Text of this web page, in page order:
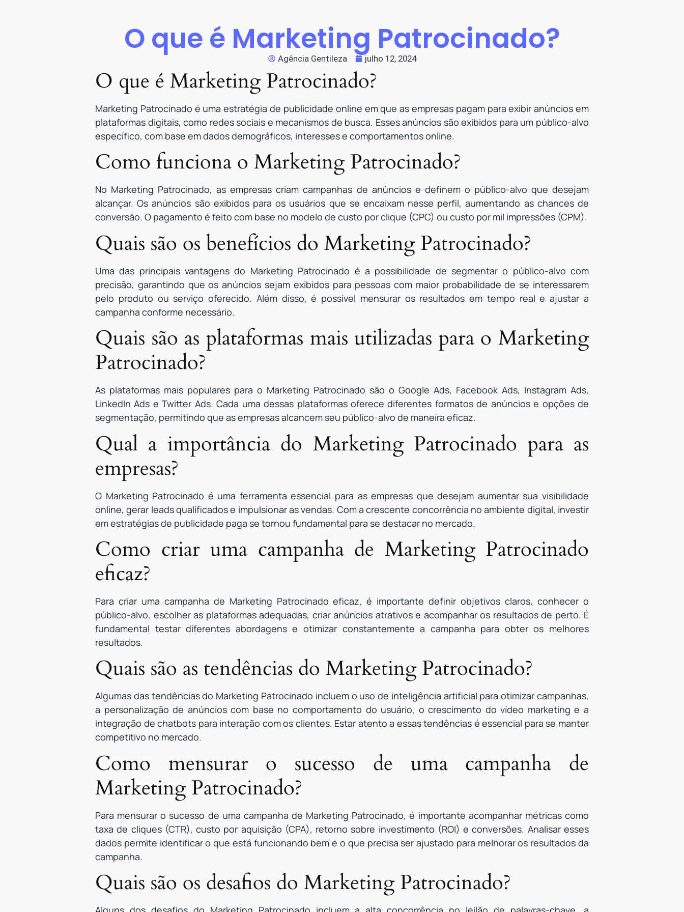
O que é Marketing Patrocinado?
Agência Gentileza julho 12, 2024
O que é Marketing Patrocinado?
Marketing Patrocinado é uma estratégia de publicidade online em que as empresas pagam para exibir anúncios em
plataformas digitais, como redes sociais e mecanismos de busca. Esses anúncios são exibidos para um público-alvo
específico, com base em dados demográficos, interesses e comportamentos online.
Como funciona o Marketing Patrocinado?
No Marketing Patrocinado, as empresas criam campanhas de anúncios e definem o público-alvo que desejam
alcançar. Os anúncios são exibidos para os usuários que se encaixam nesse perfil, aumentando as chances de
conversão. O pagamento é feito com base no modelo de custo por clique (CPC) ou custo por mil impressões (CPM).
Quais são os benefícios do Marketing Patrocinado?
Uma das principais vantagens do Marketing Patrocinado é a possibilidade de segmentar o público-alvo com
precisão, garantindo que os anúncios sejam exibidos para pessoas com maior probabilidade de se interessarem
pelo produto ou serviço oferecido. Além disso, é possível mensurar os resultados em tempo real e ajustar a
campanha conforme necessário.
Quais são as plataformas mais utilizadas para o Marketing
Patrocinado?
As plataformas mais populares para o Marketing Patrocinado são o Google Ads, Facebook Ads, Instagram Ads,
LinkedIn Ads e Twitter Ads. Cada uma dessas plataformas oferece diferentes formatos de anúncios e opções de
segmentação, permitindo que as empresas alcancem seu público-alvo de maneira eficaz.
Qual a importância do Marketing Patrocinado para as
empresas?
O Marketing Patrocinado é uma ferramenta essencial para as empresas que desejam aumentar sua visibilidade
online, gerar leads qualificados e impulsionar as vendas. Com a crescente concorrência no ambiente digital, investir
em estratégias de publicidade paga se tornou fundamental para se destacar no mercado.
Como criar uma campanha de Marketing Patrocinado
eficaz?
Para criar uma campanha de Marketing Patrocinado eficaz, é importante definir objetivos claros, conhecer o
público-alvo, escolher as plataformas adequadas, criar anúncios atrativos e acompanhar os resultados de perto. É
fundamental testar diferentes abordagens e otimizar constantemente a campanha para obter os melhores
resultados.
Quais são as tendências do Marketing Patrocinado?
Algumas das tendências do Marketing Patrocinado incluem o uso de inteligência artificial para otimizar campanhas,
a personalização de anúncios com base no comportamento do usuário, o crescimento do vídeo marketing e a
integração de chatbots para interação com os clientes. Estar atento a essas tendências é essencial para se manter
competitivo no mercado.
Como mensurar o sucesso de uma campanha de
Marketing Patrocinado?
Para mensurar o sucesso de uma campanha de Marketing Patrocinado, é importante acompanhar métricas como
taxa de cliques (CTR), custo por aquisição (CPA), retorno sobre investimento (ROI) e conversões. Analisar esses
dados permite identificar o que está funcionando bem e o que precisa ser ajustado para melhorar os resultados da
campanha.
Quais são os desafios do Marketing Patrocinado?